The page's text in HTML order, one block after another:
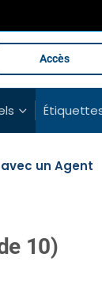
Accès
un Agent
10)